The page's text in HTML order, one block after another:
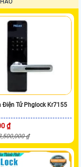
Điện Tử Phglock Kr7155
₫
₫